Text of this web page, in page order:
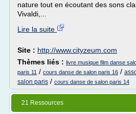
nature tout en écoutant des sons
Vivaldi,...
Lire la suite
Site : http://www.cityzeum.com
Thèmes liés : livre musique film danse
paris 11 / cours danse de salon paris 16 /
salon paris / cours danse de salon paris 14
21 Ressources